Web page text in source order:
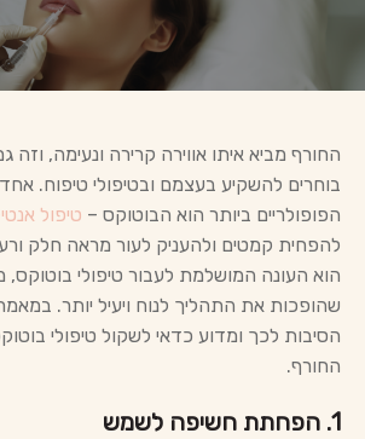
החורף מביא איתו אווירה קרירה ונעימה, וזה
בוחרים להשקיע בעצמם ובטיפולי טיפוח.
הפופולריים ביותר הוא הבוטוקס – טיפול
להפחית קמטים ולהעניק לעור מראה חלק
הוא העונה המושלמת לעבור טיפולי בוטוקס,
שהופכות את התהליך לנוח ויעיל יותר.
הסיבות לכך ומדוע כדאי לשקול טיפולי
החורף.
1. הפחתת חשיפה לשמש